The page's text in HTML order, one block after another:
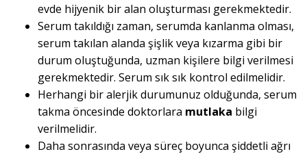
evde hijyenik bir alan oluşturması gerekmektedir.
Serum takıldığı zaman, serumda kanlanma olması,
serum takılan alanda şişlik veya kızarma gibi bir
durum oluştuğunda, uzman kişilere bilgi verilmesi
gerekmektedir. Serum sık sık kontrol edilmelidir.
Herhangi bir alerjik durumunuz olduğunda, serum
takma öncesinde doktorlara mutlaka bilgi
verilmelidir.
Daha sonrasında veya süreç boyunca şiddetli ağrı